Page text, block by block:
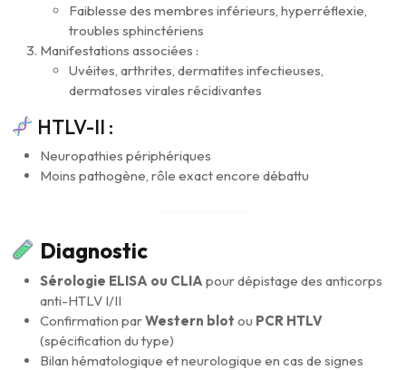
Faiblesse des membres inférieurs, hyperréflexie,
troubles sphinctériens
Manifestations associées :
Uvéites, arthrites, dermatites infectieuses,
dermatoses virales récidivantes
HTLV-II :
Neuropathies périphériques
Moins pathogène, rôle exact encore débattu
Diagnostic
Sérologie ELISA ou CLIA pour dépistage des anticorps
anti-HTLV I/II
Confirmation parWestern blot ou PCR HTLV
(spécification du type)
Bilan hématologique et neurologique en cas de signes